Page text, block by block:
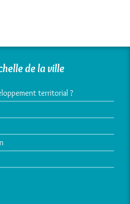
de la ville
territorial ?